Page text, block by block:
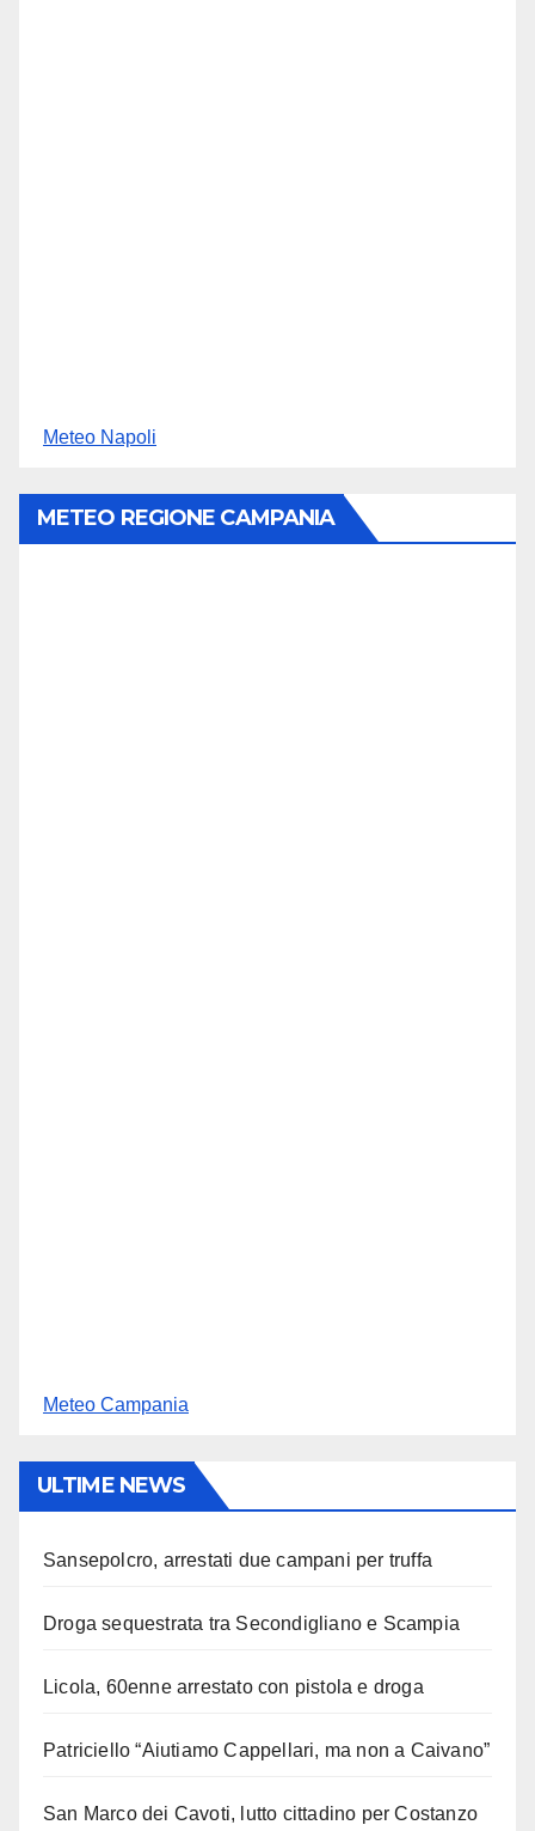
Meteo Napoli
METEO REGIONE CAMPANIA
Meteo Campania
ULTIME NEWS
Sansepolcro, arrestati due campani per truffa
Droga sequestrata tra Secondigliano e Scampia
Licola, 60enne arrestato con pistola e droga
Patriciello “Aiutiamo Cappellari, ma non a Caivano”
San Marco dei Cavoti, lutto cittadino per Costanzo